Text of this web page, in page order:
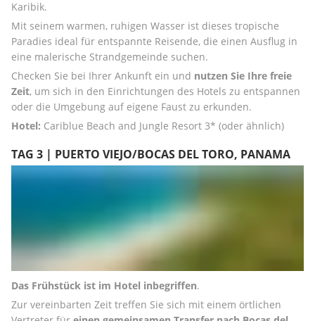
Karibik.
Mit seinem warmen, ruhigen Wasser ist dieses tropische
Paradies ideal für entspannte Reisende, die einen Ausflug in
eine malerische Strandgemeinde suchen.
Checken Sie bei Ihrer Ankunft ein und nutzen Sie Ihre freie
Zeit, um sich in den Einrichtungen des Hotels zu entspannen
oder die Umgebung auf eigene Faust zu erkunden.
Hotel: Cariblue Beach and Jungle Resort 3* (oder ähnlich)
TAG 3 | PUERTO VIEJO/BOCAS DEL TORO, PANAMA
Das Frühstück ist im Hotel inbegriffen.
Zur vereinbarten Zeit treffen Sie sich mit einem örtlichen